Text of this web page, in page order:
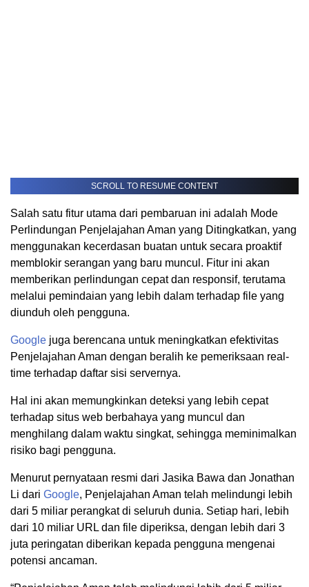
SCROLL TO RESUME CONTENT
Salah satu fitur utama dari pembaruan ini adalah Mode
Perlindungan Penjelajahan Aman yang Ditingkatkan, yang
menggunakan kecerdasan buatan untuk secara proaktif
memblokir serangan yang baru muncul. Fitur ini akan
memberikan perlindungan cepat dan responsif, terutama
melalui pemindaian yang lebih dalam terhadap file yang
diunduh oleh pengguna.
Google juga berencana untuk meningkatkan efektivitas
Penjelajahan Aman dengan beralih ke pemeriksaan real-
time terhadap daftar sisi servernya.
Hal ini akan memungkinkan deteksi yang lebih cepat
terhadap situs web berbahaya yang muncul dan
menghilang dalam waktu singkat, sehingga meminimalkan
risiko bagi pengguna.
Menurut pernyataan resmi dari Jasika Bawa dan Jonathan
Li dari Google, Penjelajahan Aman telah melindungi lebih
dari 5 miliar perangkat di seluruh dunia. Setiap hari, lebih
dari 10 miliar URL dan file diperiksa, dengan lebih dari 3
juta peringatan diberikan kepada pengguna mengenai
potensi ancaman.